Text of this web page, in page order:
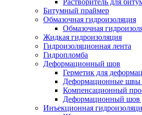
Растворитель для
Битумный праймер
Обмазочная гидроизоляция
Обмазочная
Жидкая гидроизоляция
Гидроизоляционная лента
Гидропломба
Деформационный шов
Герметик для
Деформационные швы
Компенсационный
Деформационный шов
Инъекционная